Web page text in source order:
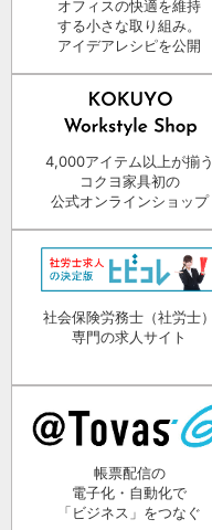
オフィスの快適を維持
する小さな取り組み。
アイデアレシピを公開
4,000アイテム以上が揃う
コクヨ家具初の
公式オンラインショップ
社会保険労務士（社労士）
専門の求人サイト
帳票配信の
電子化・自動化で
「ビジネス」をつなぐ